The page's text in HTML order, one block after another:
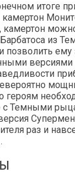
итоге
камертон
из
позволить ему
версиями
героям
с Темными
раз и